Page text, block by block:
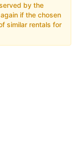
by the
if the chosen
similar rentals for